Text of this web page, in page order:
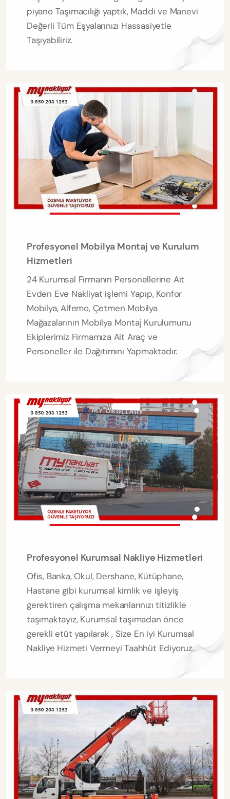
piyano Taşımacılığı yaptık, Maddi ve Manevi
Değerli Tüm Eşyalarınızı Hassasiyetle
Taşıyabiliriz.
Profesyonel Mobilya Montaj ve Kurulum
Hizmetleri
24 Kurumsal Firmanın Personellerine Ait
Evden Eve Nakliyat işlemi Yapıp, Konfor
Mobilya, Alfemo, Çetmen Mobilya
Mağazalarının Mobilya Montaj Kurulumunu
Ekiplerimiz Firmamıza Ait Araç ve
Personeller ile Dağıtımını Yapmaktadır.
Profesyonel Kurumsal Nakliye Hizmetleri
Ofis, Banka, Okul, Dershane, Kütüphane,
Hastane gibi kurumsal kimlik ve işleyiş
gerektiren çalışma mekanlarınızı titizlikle
taşımaktayız, Kurumsal taşımadan önce
gerekli etüt yapılarak , Size En iyi Kurumsal
Nakliye Hizmeti Vermeyi Taahhüt Ediyoruz.